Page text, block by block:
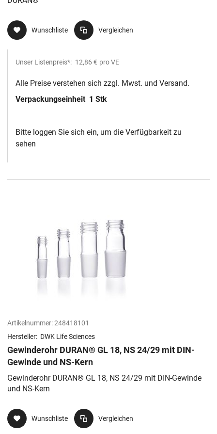
Wunschliste Vergleichen
Unser Listenpreis*: 12,86 € pro VE
Alle Preise verstehen sich zzgl. Mwst. und Versand.
Verpackungseinheit 1 Stk
Bitte loggen Sie sich ein, um die Verfügbarkeit zu
sehen
Artikelnummer:248418101
Hersteller: DWK Life Sciences
Gewinderohr DURAN® GL 18, NS 24/29 mit DIN-
Gewinde und NS-Kern
Gewinderohr DURAN® GL 18, NS 24/29 mit DIN-Gewinde
und NS-Kern
Wunschliste Vergleichen